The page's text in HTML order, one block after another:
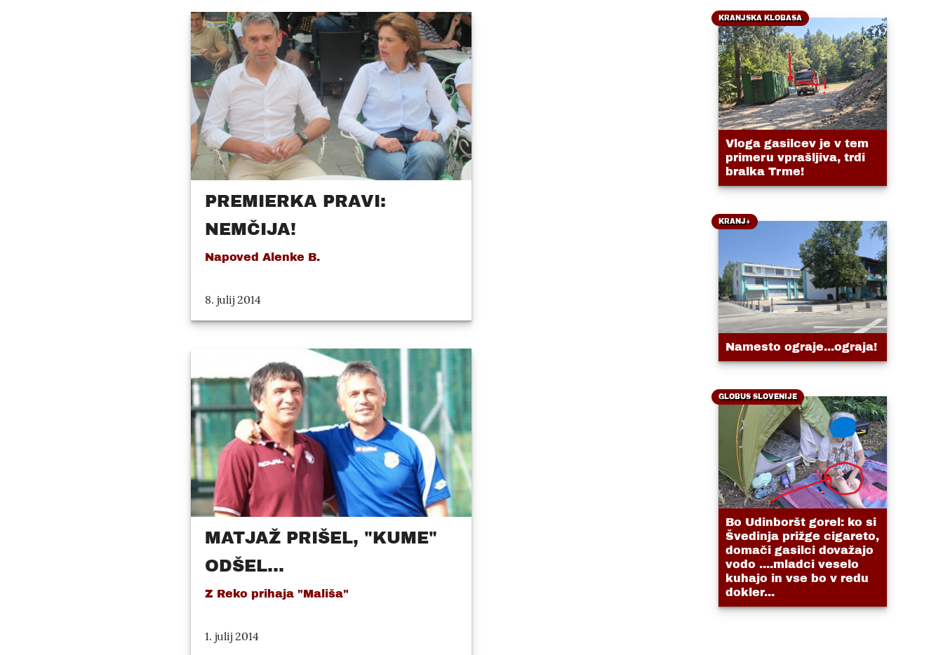
PREMIERKA PRAVI:
NEMČIJA!
Napoved Alenke B.
8. julij 2014
MATJAŽ PRIŠEL, "KUME"
ODŠEL...
Z Reko prihaja "Mališa"
1. julij 2014
KRANJSKA KLOBASA
Vloga gasilcev je v tem
primeru vprašljiva, trdi
bralka Trme!
KRANJ+
Namesto ograje...ograja!
GLOBUS SLOVENIJE
Bo Udinboršt gorel: ko si
Švedinja prižge cigareto,
domači gasilci dovažajo
vodo ....mladci veselo
kuhajo in vse bo v redu
dokler...